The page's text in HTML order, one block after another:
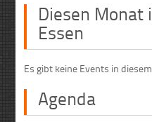
Diesen Monat
Essen
Es gibt keine Events in
Agenda